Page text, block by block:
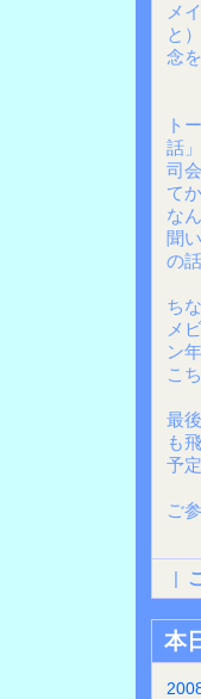
メ
と
念
ト
話
司
てか
な
聞
の
ち
メ
ン
こ
最
も
予
ご
|
本